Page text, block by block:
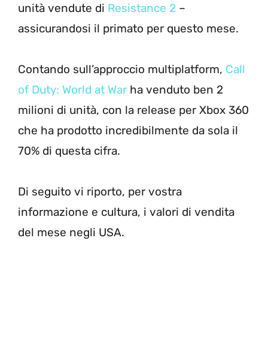
unità vendute di Resistance 2 –
assicurandosi il primato per questo mese.
Contando sull’approccio multiplatform, Call
of Duty: World at War ha venduto ben 2
milioni di unità, con la release per Xbox 360
che ha prodotto incredibilmente da sola il
70% di questa cifra.
Di seguito vi riporto, per vostra
informazione e cultura, i valori di vendita
del mese negli USA.